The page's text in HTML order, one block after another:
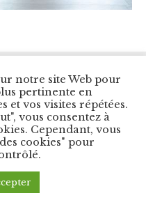
Int.
notre site Web pour
pertinente en
et vos visites répétées.
vous consentez à
Cependant, vous
cookies" pour